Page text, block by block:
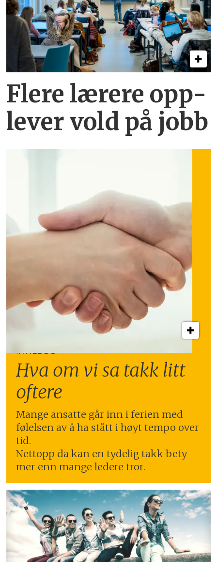
Flere lærere opp­
lever vold på jobb
INNLEGG:
Hva om vi sa takk litt
oftere
Mange ansatte går inn i ferien med
følelsen av å ha stått i høyt tempo over
tid.
Nettopp da kan en tydelig takk bety
mer enn mange ledere tror.